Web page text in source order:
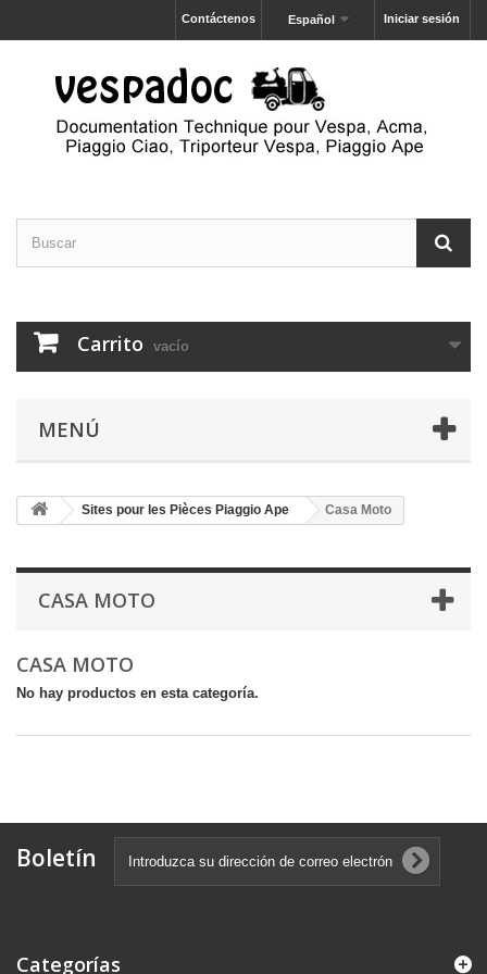
Iniciar sesión
Español
Contáctenos
Carrito vacío
MENÚ
Sites pour les Pièces Piaggio Ape Casa Moto
CASA MOTO
CASA MOTO
No hay productos en esta categoría.
Boletín
Categorías